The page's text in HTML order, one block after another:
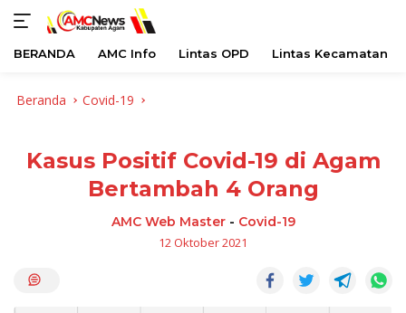
BERANDA AMC Info Lintas OPD Lintas Kecamatan
Beranda Covid-19
Kasus Positif Covid-19 di Agam
Bertambah 4 Orang
AMC Web Master- Covid-19
12 Oktober 2021